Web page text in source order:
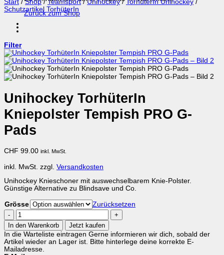
Zurück zum Shop
Start / Shop / Teamsport / Unihockey / TorhüterIn Unihockey /
Schutzartikel TorhüterIn
Filter
Unihockey TorhüterIn
Kniepolster Tempish PRO G-
Pads
CHF 99.00 inkl. MwSt.
inkl. MwSt. zzgl. Versandkosten
Unihockey Knieschoner mit auswechselbarem Knie-Polster.
Günstige Alternative zu Blindsave und Co.
Grösse
Zurücksetzen
Unihockey
TorhüterIn
Kniepolster
Tempish
PRO
G-
In den Warenkorb
Jetzt kaufen
In die Warteliste eintragen Gerne informieren wir dich, sobald der
Artikel wieder an Lager ist. Bitte hinterlege deine korrekte E-
Mailadresse.